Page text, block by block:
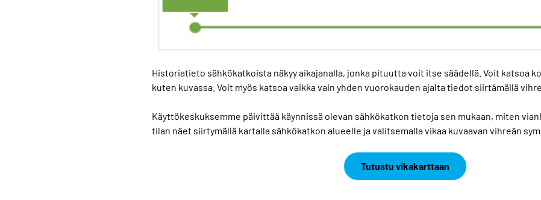
Historiatieto sähkökatkoista näkyy aikajanalla, jonka pituutta voit itse säädellä. Voit katsoa
kuten kuvassa. Voit myös katsoa vaikka vain yhden vuorokauden ajalta tiedot siirtämällä
Käyttökeskuksemme päivittää käynnissä olevan sähkökatkon tietoja sen mukaan, miten
tilan näet siirtymällä kartalla sähkökatkon alueelle ja valitsemalla vikaa kuvaavan vihreän
Tutustu vikakarttaan